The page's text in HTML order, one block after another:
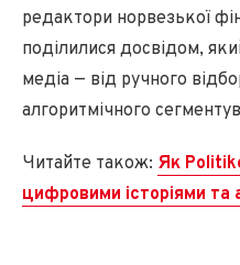
редактори норвезької
поділилися досвідом,
медіа — від ручного
алгоритмічного
Читайте також: Як
цифровими історіями та